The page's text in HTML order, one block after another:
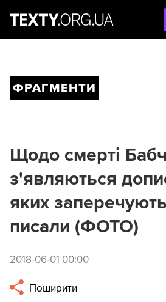
ФРАГМЕНТИ
Щодо смерті
з'являються
яких
писали (ФОТО)
2018-06-01 00:00
Поширити